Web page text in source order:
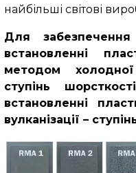
найбільші світові
Для
встановленні
методом холодної
ступінь
встановленні
вулканізації –